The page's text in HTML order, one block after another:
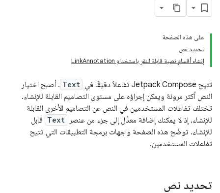
على هذه الصفحة
تحديد نص
إنشاء أقسام نصية قابلة للنقر باستخدام LinkAnnotation
تتيح Jetpack Compose تفاعلاً دقيقًا في Text . أصبح اختيار
النص أكثر مرونة ويمكن إجراؤه على مستوى التصاميم القابلة للإنشاء.
تختلف تفاعلات المستخدمين في النص عن التصاميم الأخرى القابلة
للإنشاء، إذ لا يمكنك إضافة معدِّل إلى جزء من عنصر
Text قابل
للإنشاء. توضّح هذه الصفحة واجهات برمجة التطبيقات التي تتيح
تفاعلات المستخدمين.
تحديد نص